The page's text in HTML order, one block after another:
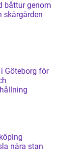
båttur genom
skärgården
Göteborg för
nära stan